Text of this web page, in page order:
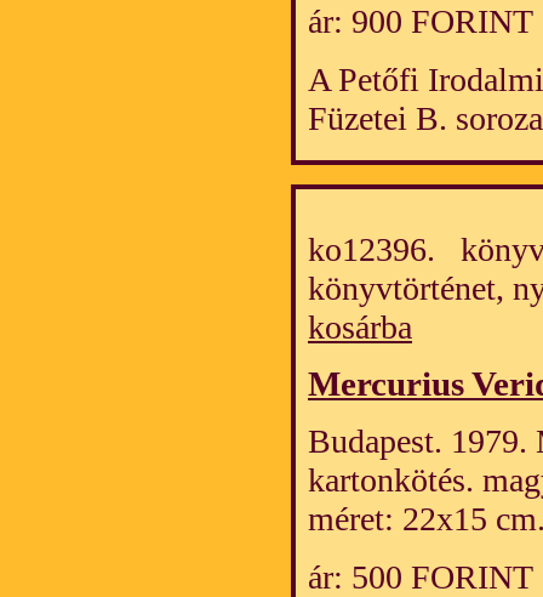
ár: 900 FORINT
A Petőfi
Füzetei B.
ko12396.
könyvtörténet,
kosárba
Mercurius
Budapest.
kartonkötés.
méret: 22x15
ár: 500 FORINT